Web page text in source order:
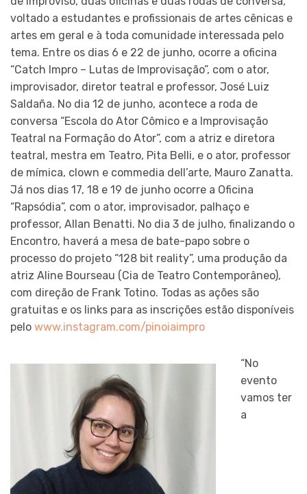
voltado a estudantes e profissionais de artes cênicas e
artes em geral e à toda comunidade interessada pelo
tema. Entre os dias 6 e 22 de junho, ocorre a oficina
“Catch Impro – Lutas de Improvisação”, com o ator,
improvisador, diretor teatral e professor, José Luiz
Saldaña. No dia 12 de junho, acontece a roda de
conversa “Escola do Ator Cômico e a Improvisação
Teatral na Formação do Ator”, com a atriz e diretora
teatral, mestra em Teatro, Pita Belli, e o ator, professor
de mímica, clown e commedia dell’arte, Mauro Zanatta.
Já nos dias 17, 18 e 19 de junho ocorre a Oficina
“Rapsódia”, com o ator, improvisador, palhaço e
professor, Allan Benatti. No dia 3 de julho, finalizando o
Encontro, haverá a mesa de bate-papo sobre o
processo do projeto “128 bit reality”, uma produção da
atriz Aline Bourseau (Cia de Teatro Contemporâneo),
com direção de Frank Totino. Todas as ações são
gratuitas e os links para as inscrições estão disponíveis
pelo www.instagram.com/pinoiaimpro
“No
evento
vamos ter
a